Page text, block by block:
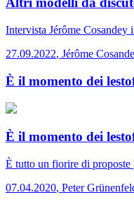
Intervista Jérôme Cosandey
27.09.2022, Jérôme
È il momento dei
È il momento dei
È tutto un fiorire di
07.04.2020, Peter